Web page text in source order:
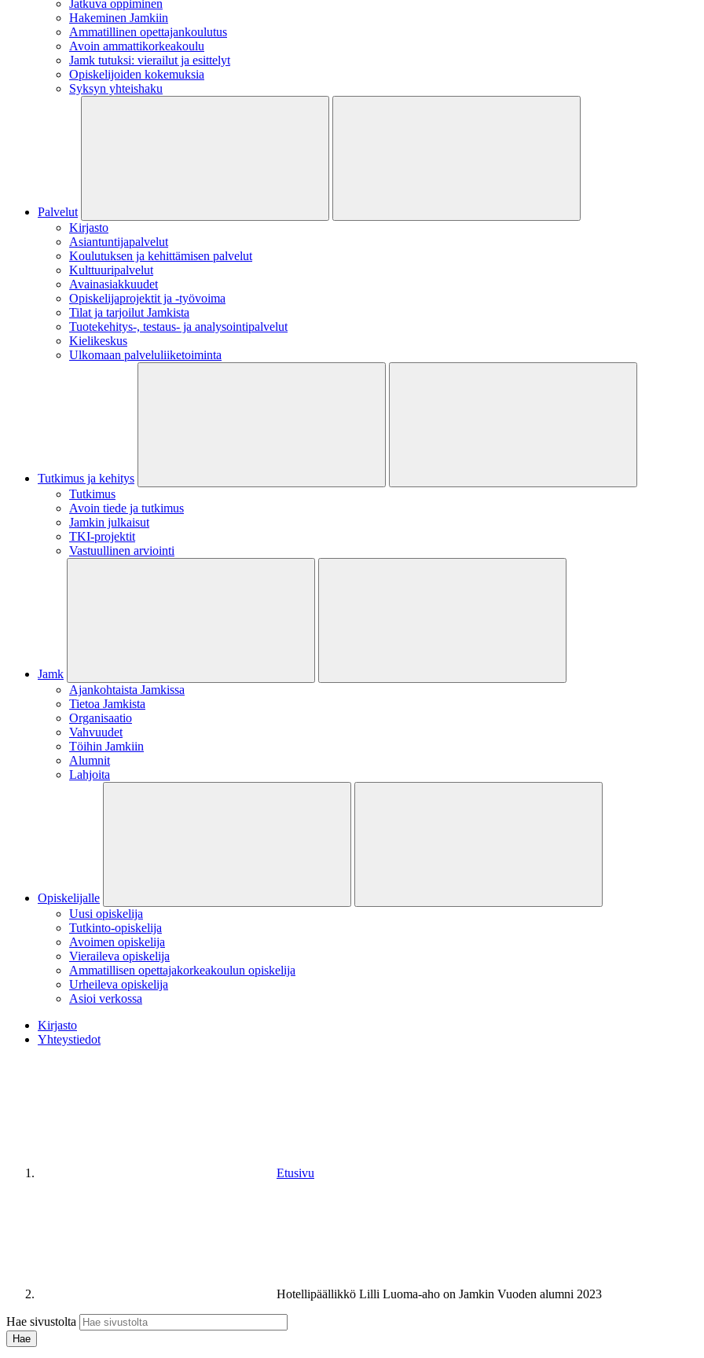
Jatkuva oppiminen
Hakeminen Jamkiin
Ammatillinen opettajankoulutus
Avoin ammattikorkeakoulu
Jamk tutuksi: vierailut ja esittelyt
Opiskelijoiden kokemuksia
Syksyn yhteishaku
Palvelut
Kirjasto
Asiantuntijapalvelut
Koulutuksen ja kehittämisen palvelut
Kulttuuripalvelut
Avainasiakkuudet
Opiskelijaprojektit​ ja -työvoima
Tilat ja tarjoilut Jamkista
Tuotekehitys-, testaus- ja analysointipalvelut
Kielikeskus
Ulkomaan palveluliiketoiminta
Tutkimus ja kehitys
Tutkimus
Avoin tiede ja tutkimus
Jamkin julkaisut
TKI-projektit
Vastuullinen arviointi
Jamk
Ajankohtaista Jamkissa
Tietoa Jamkista
Organisaatio
Vahvuudet
Töihin Jamkiin
Alumnit
Lahjoita
Opiskelijalle
Uusi opiskelija
Tutkinto-opiskelija
Avoimen opiskelija
Vieraileva opiskelija
Ammatillisen opettajakorkeakoulun opiskelija
Urheileva opiskelija
Asioi verkossa
Kirjasto
Yhteystiedot
Etusivu
Hotellipäällikkö Lilli Luoma-aho on Jamkin Vuoden alumni 2023
Hae sivustolta